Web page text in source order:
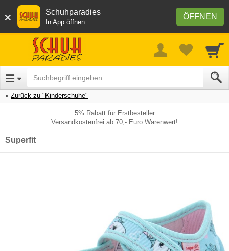
× ÖFFNEN
Schuhparadies
In App öffnen
Zurück zu "Kinderschuhe"
5% Rabatt für Erstbesteller
Versandkostenfrei ab 70,- Euro Warenwert!
Superfit